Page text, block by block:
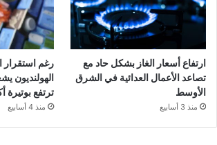
ارتفاع أسعار الغاز بشكل حاد مع
تصاعد الأعمال العدائية في الشرق
الأوسط
منذ 3 أسابيع
الهولنديون
ترتفع بوتيرة
منذ 4 أسابيع